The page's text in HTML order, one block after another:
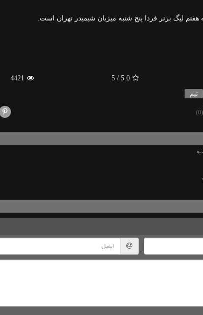
هفتم لیگ برتر فردا پنج شنبه میزبان شیمیدر تهران است.
5.0
/ 5
4421
تیم
(0)